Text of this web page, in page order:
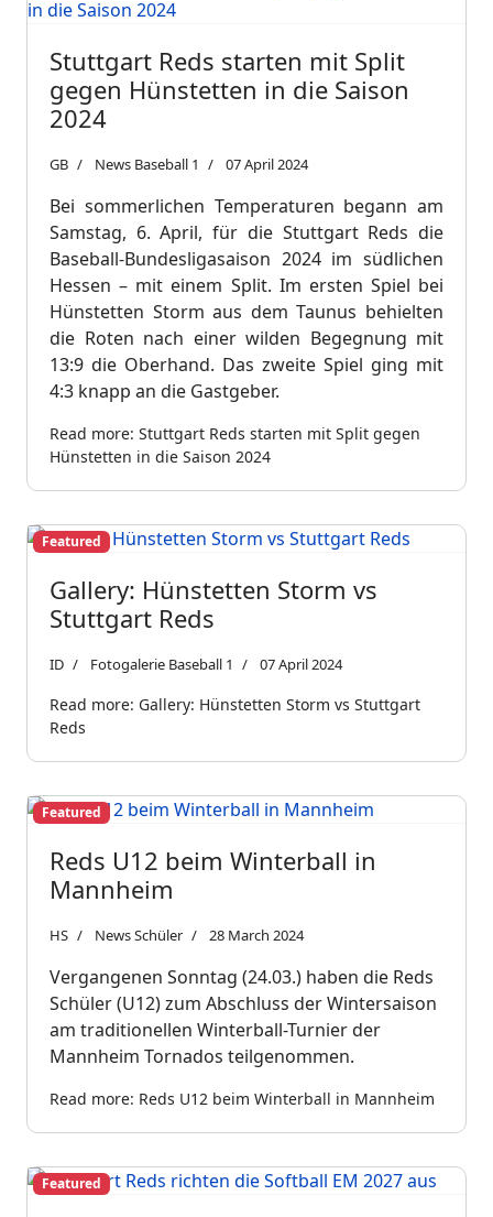
Stuttgart Reds starten mit Split
gegen Hünstetten in die Saison
2024
GB News Baseball 1 07 April 2024
Bei sommerlichen Temperaturen begann am
Samstag, 6. April, für die Stuttgart Reds die
Baseball-Bundesligasaison 2024 im südlichen
Hessen – mit einem Split. Im ersten Spiel bei
Hünstetten Storm aus dem Taunus behielten
die Roten nach einer wilden Begegnung mit
13:9 die Oberhand. Das zweite Spiel ging mit
4:3 knapp an die Gastgeber.
Read more: Stuttgart Reds starten mit Split gegen
Hünstetten in die Saison 2024
Featured
Gallery: Hünstetten Storm vs
Stuttgart Reds
ID Fotogalerie Baseball 1 07 April 2024
Read more: Gallery: Hünstetten Storm vs Stuttgart
Reds
Featured
Reds U12 beim Winterball in
Mannheim
HS News Schüler 28 March 2024
Vergangenen Sonntag (24.03.) haben die Reds
Schüler (U12) zum Abschluss der Wintersaison
am traditionellen Winterball-Turnier der
Mannheim Tornados teilgenommen.
Read more: Reds U12 beim Winterball in Mannheim
Featured